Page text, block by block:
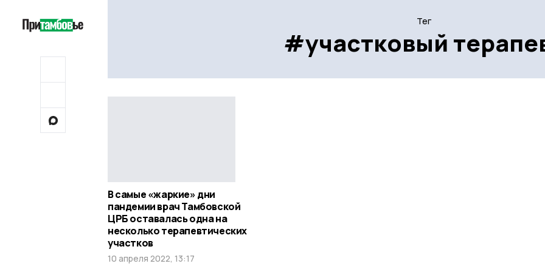
Тег
#участковый
В самые «жаркие» дни
пандемии врач Тамбовской
ЦРБ оставалась одна на
несколько терапевтических
участков
10 апреля 2022, 13:17